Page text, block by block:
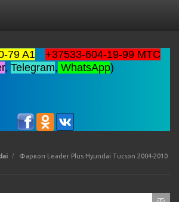
79 A1
+37533-604-19-99 MTC
, Telegram, WhatsApp)
Фаркоп Leader Plus Hyundai Tucson 2004-2010